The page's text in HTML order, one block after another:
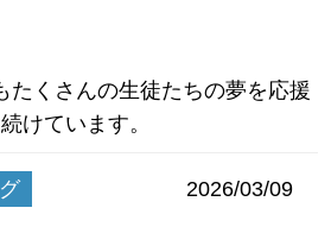
たくさんの生徒たちの夢を応援
けています。
2026/03/09